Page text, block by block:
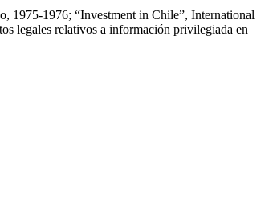
1975-1976; “Investment in Chile”, International
legales relativos a información privilegiada en